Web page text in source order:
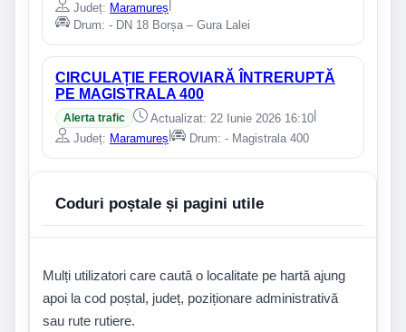
Județ: Maramureș
Drum: - DN 18 Borșa – Gura Lalei
CIRCULAȚIE FEROVIARĂ ÎNTRERUPTĂ
PE MAGISTRALA 400
Alerta trafic Actualizat: 22 Iunie 2026 16:10
Județ: Maramureș Drum: - Magistrala 400
Coduri poștale și pagini utile
Mulți utilizatori care caută o localitate pe hartă ajung
apoi la cod poștal, județ, poziționare administrativă
sau rute rutiere.